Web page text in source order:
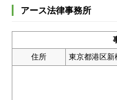
アース法律事務所
住所
東京都港区新